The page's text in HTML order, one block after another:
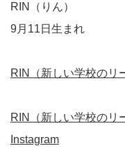
RIN（りん）
9月11日生まれ
RIN（新しい学校のリ
RIN（新しい学校のリ
Instagram